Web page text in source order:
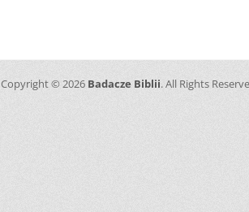
Copyright © 2026 Badacze Biblii. All Rights